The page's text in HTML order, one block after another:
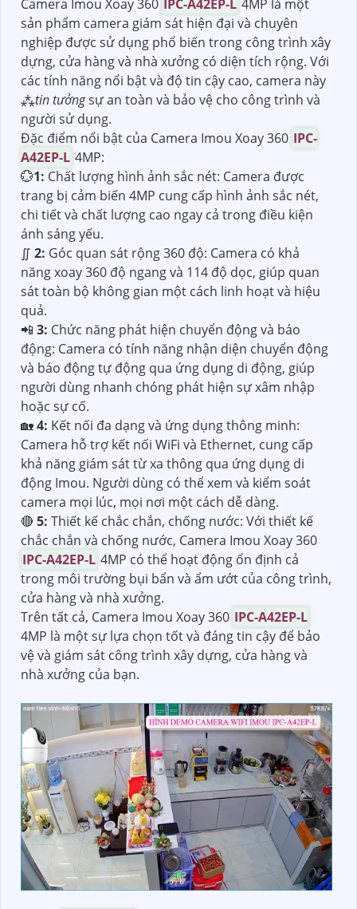
Camera Imou Xoay 360 IPC-A42EP-L 4MP là một
sản phẩm camera giám sát hiện đại và chuyên
nghiệp được sử dụng phổ biến trong công trình xây
dựng, cửa hàng và nhà xưởng có diện tích rộng. Với
các tính năng nổi bật và độ tin cậy cao, camera này
⁂tin tưởngsự an toàn và bảo vệ cho công trình và
người sử dụng.
Đặc điểm nổi bật của Camera Imou Xoay 360 IPC-
A42EP-L 4MP:
💮1: Chất lượng hình ảnh sắc nét: Camera được
trang bị cảm biến 4MP cung cấp hình ảnh sắc nét,
chi tiết và chất lượng cao ngay cả trong điều kiện
ánh sáng yếu.
∬ 2: Góc quan sát rộng 360 độ: Camera có khả
năng xoay 360 độ ngang và 114 độ dọc, giúp quan
sát toàn bộ không gian một cách linh hoạt và hiệu
quả.
📲 3: Chức năng phát hiện chuyển động và báo
động: Camera có tính năng nhận diện chuyển động
và báo động tự động qua ứng dụng di động, giúp
người dùng nhanh chóng phát hiện sự xâm nhập
hoặc sự cố.
🏡4: Kết nối đa dạng và ứng dụng thông minh:
Camera hỗ trợ kết nối WiFi và Ethernet, cung cấp
khả năng giám sát từ xa thông qua ứng dụng di
động Imou. Người dùng có thể xem và kiểm soát
camera mọi lúc, mọi nơi một cách dễ dàng.
🔴 5: Thiết kế chắc chắn, chống nước: Với thiết kế
chắc chắn và chống nước, Camera Imou Xoay 360
IPC-A42EP-L 4MP có thể hoạt động ổn định cả
trong môi trường bụi bẩn và ẩm ướt của công trình,
cửa hàng và nhà xưởng.
Trên tất cả, Camera Imou Xoay 360 IPC-A42EP-L
4MP là một sự lựa chọn tốt và đáng tin cậy để bảo
vệ và giám sát công trình xây dựng, cửa hàng và
nhà xưởng của bạn.